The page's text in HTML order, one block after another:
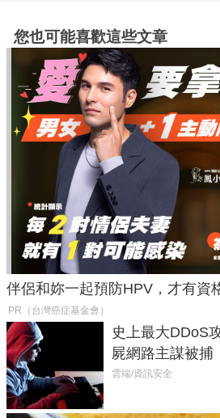
您也可能喜歡這些文章
伴侶和妳一起預防HPV，才有資
PR（台灣癌症基金會）
史上最大DDoS
屍網路主謀被捕
癱瘓全球！
雲端/資訊安全